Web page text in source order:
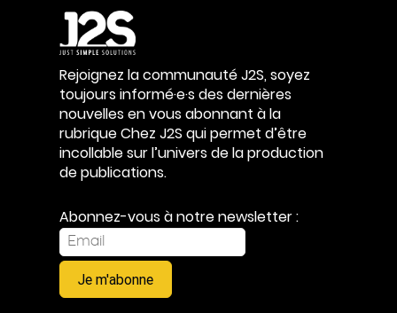
Rejoignez la communauté J2S, soyez
toujours informé·e·s des dernières
nouvelles en vous abonnant à la
rubrique Chez J2S qui permet d’être
incollable sur l’univers de la production
de publications.
Abonnez-vous à notre newsletter :
Je m'abonne